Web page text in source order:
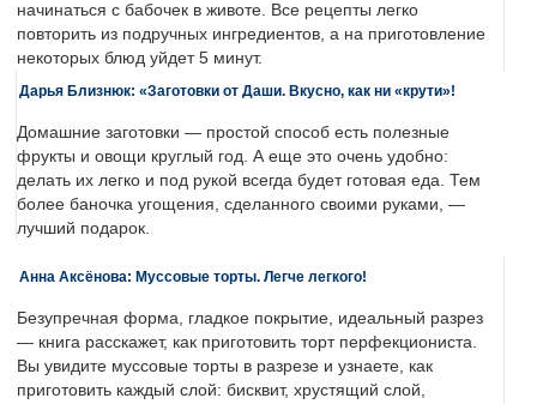
начинаться с бабочек в животе. Все рецепты легко
повторить из подручных ингредиентов, а на приготовление
некоторых блюд уйдет 5 минут.
Дарья Близнюк: «Заготовки от Даши. Вкусно, как ни «крути»!
Домашние заготовки — простой способ есть полезные
фрукты и овощи круглый год. А еще это очень удобно:
делать их легко и под рукой всегда будет готовая еда. Тем
более баночка угощения, сделанного своими руками, —
лучший подарок.
Анна Аксёнова: Муссовые торты. Легче легкого!
Безупречная форма, гладкое покрытие, идеальный разрез
— книга расскажет, как приготовить торт перфекциониста.
Вы увидите муссовые торты в разрезе и узнаете, как
приготовить каждый слой: бисквит, хрустящий слой,